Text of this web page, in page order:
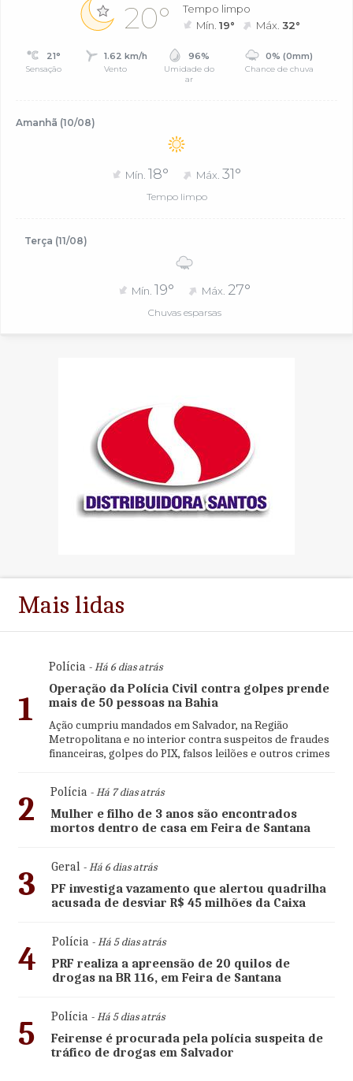
20°
Tempo limpo
Mín.19° Máx.32°
21°
Sensação
1.62 km/h
Vento
96%
Umidade do
ar
0% (0mm)
Chance de chuva
Amanhã (10/08)
Mín. 18° Máx. 31°
Tempo limpo
Terça (11/08)
Mín. 19° Máx. 27°
Chuvas esparsas
Mais lidas
1
Polícia- Há 6 dias atrás
Operação da Polícia Civil contra golpes prende
mais de 50 pessoas na Bahia
Ação cumpriu mandados em Salvador, na Região
Metropolitana e no interior contra suspeitos de fraudes
financeiras, golpes do PIX, falsos leilões e outros crimes
2 Polícia- Há 7 dias atrás
Mulher e filho de 3 anos são encontrados
mortos dentro de casa em Feira de Santana
3 Geral- Há 6 dias atrás
PF investiga vazamento que alertou quadrilha
acusada de desviar R$ 45 milhões da Caixa
4 Polícia- Há 5 dias atrás
PRF realiza a apreensão de 20 quilos de
drogas na BR 116, em Feira de Santana
5 Polícia- Há 5 dias atrás
Feirense é procurada pela polícia suspeita de
tráfico de drogas em Salvador